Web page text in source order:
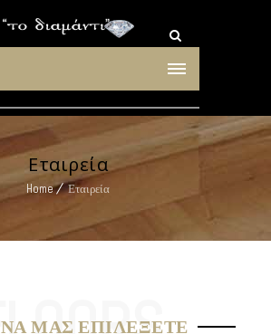
Εταιρεία
Home Εταιρεία
ΝΑ ΜΑΣ ΕΠΙΛΕΞΕΤΕ